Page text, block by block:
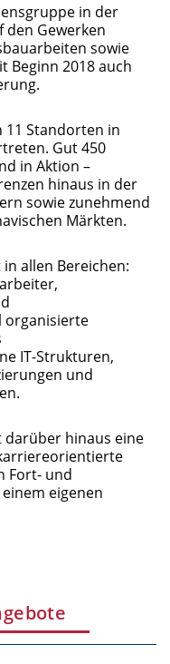
in der
den Gewerken
sowie
Beginn 2018 auch
11 Standorten in
Gut 450
in Aktion –
hinaus in der
sowie zunehmend
Märkten.
allen Bereichen:
organisierte
IT-Strukturen,
und
hinaus eine
Fort- und
eigenen